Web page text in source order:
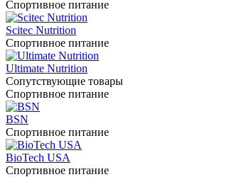
Спортивное питание
Scitec Nutrition
Спортивное питание
Ultimate Nutrition
Сопутствующие товары
Спортивное питание
BSN
Спортивное питание
BioTech USA
Спортивное питание